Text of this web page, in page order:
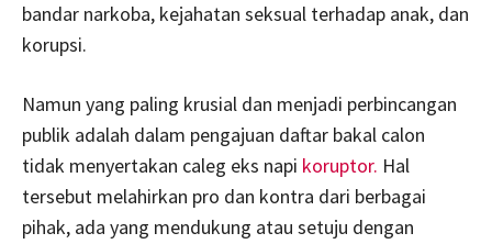
bandar narkoba, kejahatan seksual terhadap anak, dan
korupsi.
Namun yang paling krusial dan menjadi perbincangan
publik adalah dalam pengajuan daftar bakal calon
tidak menyertakan caleg eks napi koruptor. Hal
tersebut melahirkan pro dan kontra dari berbagai
pihak, ada yang mendukung atau setuju dengan